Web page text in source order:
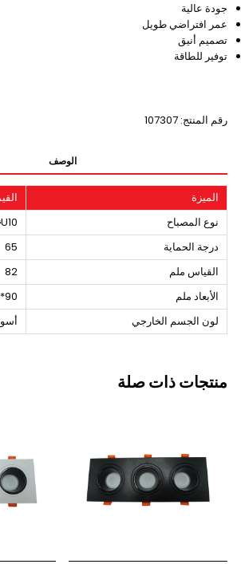
جودة عالية
عمر افتراضي طويل
تصميم أنيق
توفير للطاقة
رقم المنتج: 107307
الوصف
الميزة
نوع المصباح
درجة الحماية
65
القياس ملم
82
الأبعاد ملم
90*45
لون الجسم الخارجي
منتجات ذات صلة